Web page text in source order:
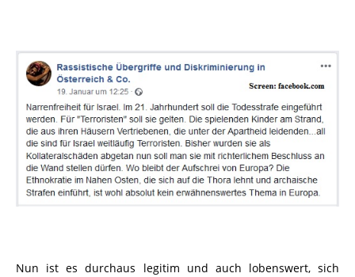
Nun ist es durchaus legitim und auch lobenswert, sich